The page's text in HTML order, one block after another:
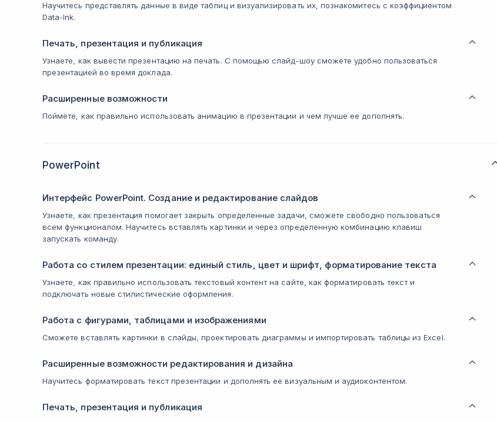
Научитесь представлять данные в виде таблиц и визуализировать их, познакомитесь с коэффициентом
Data-Ink.
Печать, презентация и публикация
Узнаете, как вывести презентацию на печать. С помощью слайд-шоу сможете удобно пользоваться
презентацией во время доклада.
Расширенные возможности
Поймёте, как правильно использовать анимацию в презентации и чем лучше ее дополнять.
PowerPoint
Интерфейс PowerPoint. Создание и редактирование слайдов
Узнаете, как презентация помогает закрыть определенные задачи, сможете свободно пользоваться
всем функционалом. Научитесь вставлять картинки и через определенную комбинацию клавиш
запускать команду.
Работа со стилем презентации: единый стиль, цвет и шрифт, форматирование текста
Узнаете, как правильно использовать текстовый контент на сайте, как форматировать текст и
подключать новые стилистические оформления.
Работа с фигурами, таблицами и изображениями
Сможете вставлять картинки в слайды, проектировать диаграммы и импортировать таблицы из Excel.
Расширенные возможности редактирования и дизайна
Научитесь форматировать текст презентации и дополнять ее визуальным и аудиоконтентом.
Печать, презентация и публикация